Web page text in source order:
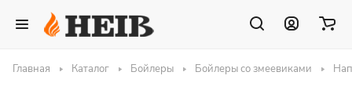
Главная Каталог Бойлеры Бойлеры со змеевиками